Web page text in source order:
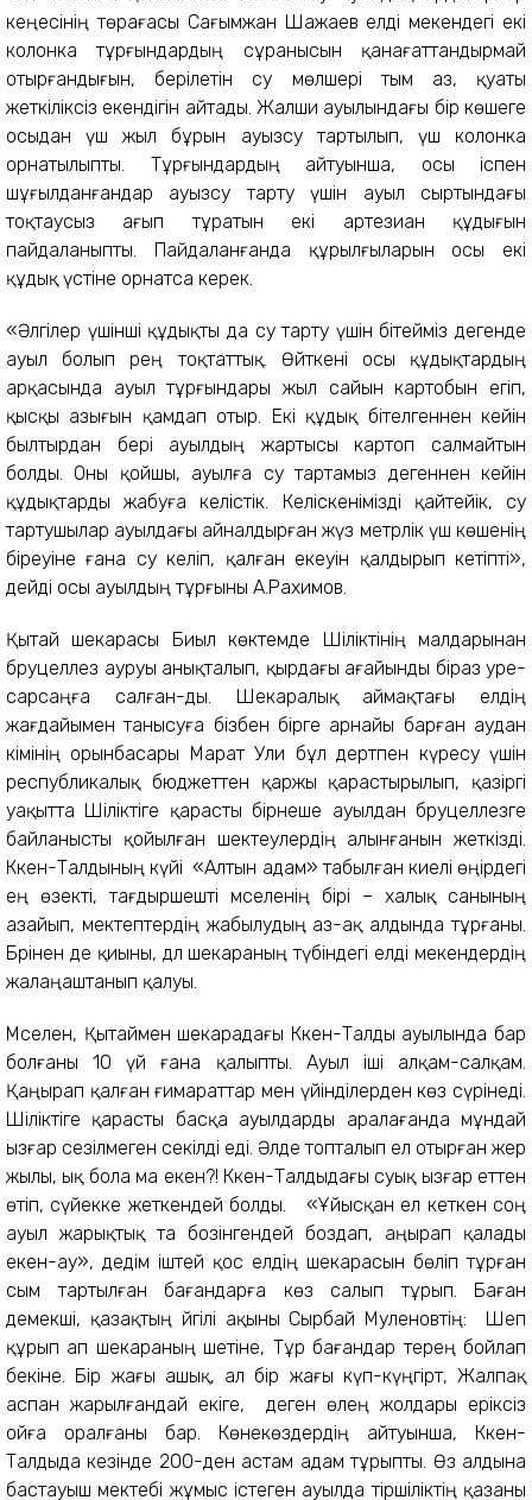
кеңесінің төр­ағасы Сағымжан Шажаев елді мекен­дегі екі
колонка тұрғындардың сұра­нысын қанағаттандырмай
отыр­ған­дығын, берілетін су мөлшері тым аз, қуаты
жеткіліксіз екендігін айтады. Жалши ауылындағы бір көшеге
осы­дан үш жыл бұрын ауызсу тартылып, үш колонка
орнатылыпты. Тұрғындардың айтуынша, осы іспен
шұғылданғандар ауызсу тарту үшін ауыл сыртындағы
тоқтаусыз ағып тұратын екі артезиан құдығын
пайдаланыпты. Пайдаланғанда құрылғыларын осы екі
құдық үстіне орнатса керек.
«Әлгілер үшінші құдықты да су тарту үшін бітейміз дегенде
ауыл болып әрең тоқтаттық. Өйткені осы құдықтардың
арқасында ауыл тұрғындары жыл сайын картобын егіп,
қысқы азығын қамдап отыр. Екі құдық бітелгеннен кейін
былтырдан бері ауылдың жартысы картоп салмайтын
болды. Оны қой­шы, ауылға су тартамыз дегеннен кейін
құдықтарды жабуға келістік. Келіс­кенімізді қайтейік, су
тартушылар ауылдағы айналдырған жүз метр­лік үш көшенің
біреуіне ғана су әке­ліп, қалған екеуін қалдырып кетіпті»,
дейді осы ауылдың тұрғыны А.Рахимов.
Қытай шекарасы Биыл көктемде Шіліктінің малдарынан
бруцеллез ауруы анықталып, қырдағы ағайынды біраз әуре-
сарсаңға салған-ды. Шекаралық аймақтағы елдің
жағдайымен танысуға бізбен бірге арнайы барған аудан
әкімінің орынбасары Марат Уәли бұл дертпен күресу үшін
республикалық бюджеттен қаржы қарастырылып, қазіргі
уақытта Шіліктіге қарасты бірнеше ауылдан бруцеллезге
байланысты қойылған шектеулердің алынғанын жеткізді.
Кәкен-Талдының күйі «Алтын адам» табылған киелі өңірдегі
ең өзекті, тағдыршешті мәселенің бірі – халық санының
азайып, мектептердің жабылудың аз-ақ алдында тұрғаны.
Бәрінен де қиыны, дәл шекараның түбіндегі елді мекендердің
жалаңаштанып қалуы.
Мәселен, Қытаймен шекарадағы Кәкен-Талды ауылында бар
болғаны 10 үй ғана қалыпты. Ауыл іші алқам-салқам.
Қаңырап қалған ғимараттар мен үйінділерден көз сүрінеді.
Шіліктіге қарасты басқа ауылдарды аралағанда мұндай
ызғар сезілмеген секілді еді. Әлде топталып ел отырған жер
жылы, ық бола ма екен?! Кәкен-Талдыдағы суық ызғар еттен
өтіп, сүйекке жеткендей болды. «Ұйысқан ел кеткен соң
ауыл жарықтық та бозінгендей боздап, аңырап қалады
екен-ау», дедім іштей қос елдің шекарасын бөліп тұрған
сым тартылған бағандарға көз салып тұрып. Баған
демекші, қазақтың әйгілі ақыны Сырбай Мәуленовтің: Шеп
құрып ап шекараның шетіне, Тұр бағандар терең бойлап
бекіне. Бір жағы ашық, ал бір жағы күп-күңгірт, Жалпақ
аспан жарылғандай екіге, деген өлең жолдары еріксіз
ойға оралғаны бар. Көнекөздердің айтуынша, Кәкен-
Талдыда кезінде 200-ден астам адам тұрыпты. Өз алдына
бастауыш мектебі жұмыс істеген ауылда тіршіліктің қазаны